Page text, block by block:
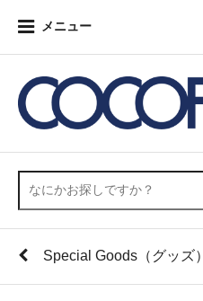
メニュー
Special Goods（グッズ）